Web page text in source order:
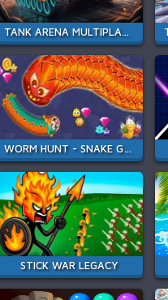
TANK ARENA MULTIPLAYER
WORM HUNT - SNAKE GAME IO ZONE
STICK WAR LEGACY